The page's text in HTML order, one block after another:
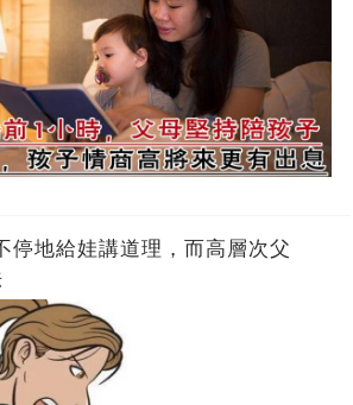
停地給娃講道理，而高層次父